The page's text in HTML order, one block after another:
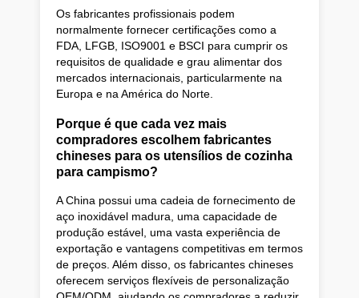
Os fabricantes profissionais podem
normalmente fornecer certificações como a
FDA, LFGB, ISO9001 e BSCI para cumprir os
requisitos de qualidade e grau alimentar dos
mercados internacionais, particularmente na
Europa e na América do Norte.
Porque é que cada vez mais
compradores escolhem fabricantes
chineses para os utensílios de cozinha
para campismo?
A China possui uma cadeia de fornecimento de
aço inoxidável madura, uma capacidade de
produção estável, uma vasta experiência de
exportação e vantagens competitivas em termos
de preços. Além disso, os fabricantes chineses
oferecem serviços flexíveis de personalização